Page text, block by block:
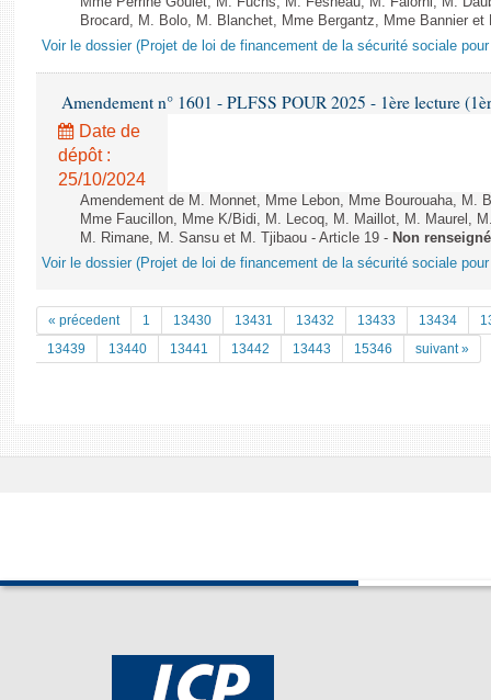
Brocard, M. Bolo, M. Blanchet, Mme Bergantz, Mme Bannier
Voir le dossier (Projet de loi de financement de la sécurité sociale pour
Amendement n° 1601 - PLFSS POUR 2025 - 1ère lecture
Date de
dépôt :
25/10/2024
Amendement de M. Monnet, Mme Lebon, Mme Bourouaha, M.
Mme Faucillon, Mme K/Bidi, M. Lecoq, M. Maillot, M. Maurel,
M. Rimane, M. Sansu et M. Tjibaou - Article 19 - Non renseigné
Voir le dossier (Projet de loi de financement de la sécurité sociale pour
« précedent 1 13430 13431 13432 13433 13434
13439
13440 13441 13442 13443 15346 suivant »